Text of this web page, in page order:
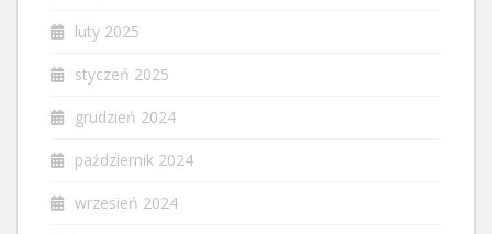
luty 2025
styczeń 2025
grudzień 2024
październik 2024
wrzesień 2024